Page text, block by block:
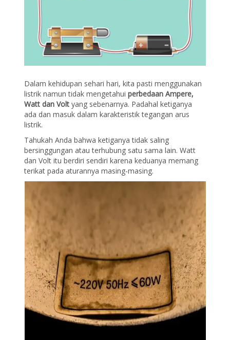
Dalam kehidupan sehari hari, kita pasti menggunakan
listrik namun tidak mengetahuiperbedaan Ampere,
Watt dan Volt yang sebenarnya. Padahal ketiganya
ada dan masuk dalam karakteristik tegangan arus
listrik.
Tahukah Anda bahwa ketiganya tidak saling
bersinggungan atau terhubung satu sama lain. Watt
dan Volt itu berdiri sendiri karena keduanya memang
terikat pada aturannya masing-masing.